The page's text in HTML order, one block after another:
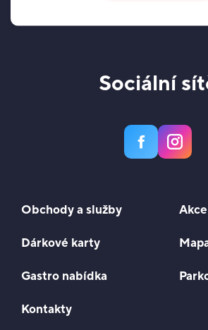
Sociální
Obchody a služby
Dárkové karty
Gastro nabídka
Kontakty